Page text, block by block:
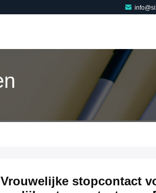
Vrouwelijke stopcontact